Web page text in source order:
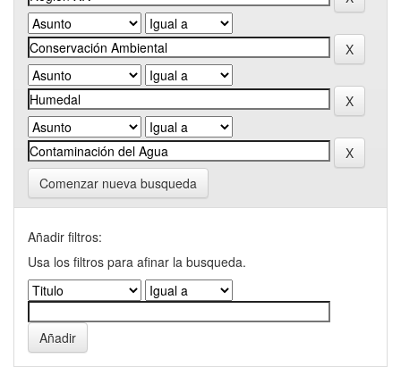
Comenzar nueva busqueda
Añadir filtros:
Usa los filtros para afinar la busqueda.